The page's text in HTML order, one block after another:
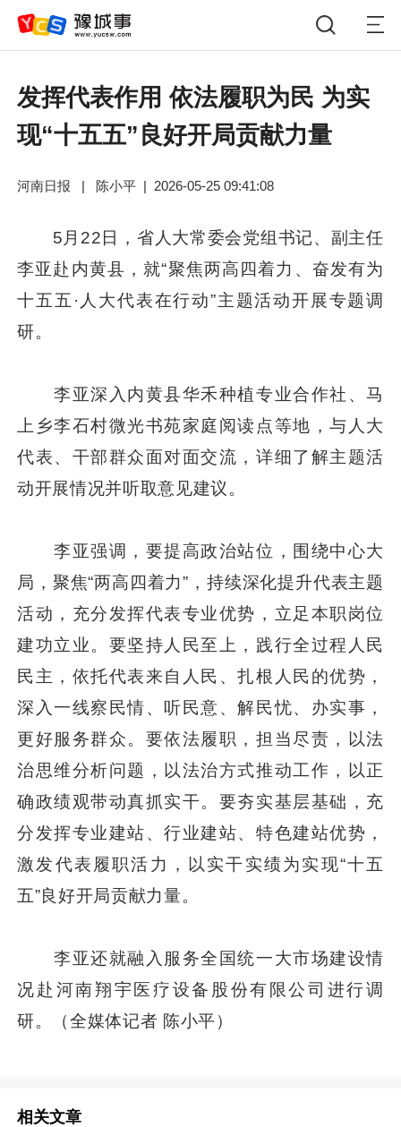
发挥代表作用 依法履职为民 为实
现“十五五”良好开局贡献力量
河南日报 | 陈小平 | 2026-05-25 09:41:08
5月22日，省人大常委会党组书记、副主任
李亚赴内黄县，就“聚焦两高四着力、奋发有为
十五五·人大代表在行动”主题活动开展专题调
研。
李亚深入内黄县华禾种植专业合作社、马
上乡李石村微光书苑家庭阅读点等地，与人大
代表、干部群众面对面交流，详细了解主题活
动开展情况并听取意见建议。
李亚强调，要提高政治站位，围绕中心大
局，聚焦“两高四着力”，持续深化提升代表主题
活动，充分发挥代表专业优势，立足本职岗位
建功立业。要坚持人民至上，践行全过程人民
民主，依托代表来自人民、扎根人民的优势，
深入一线察民情、听民意、解民忧、办实事，
更好服务群众。要依法履职，担当尽责，以法
治思维分析问题，以法治方式推动工作，以正
确政绩观带动真抓实干。要夯实基层基础，充
分发挥专业建站、行业建站、特色建站优势，
激发代表履职活力，以实干实绩为实现“十五
五”良好开局贡献力量。
李亚还就融入服务全国统一大市场建设情
况赴河南翔宇医疗设备股份有限公司进行调
研。（全媒体记者 陈小平）
相关文章